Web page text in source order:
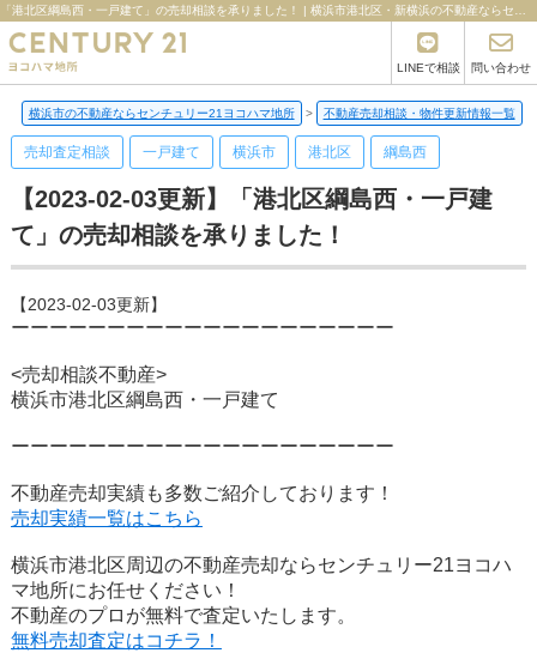
LINEで相談 問い合わせ
横浜市の不動産ならセンチュリー21ヨコハマ地所 > 不動産売却相談・物件更新情報一覧
売却査定相談 一戸建て 横浜市 港北区 綱島西
【2023-02-03更新】「港北区綱島西・一戸建
て」の売却相談を承りました！
【2023-02-03更新】
ーーーーーーーーーーーーーーーーーーーー
<売却相談不動産>
横浜市港北区綱島西・一戸建て
ーーーーーーーーーーーーーーーーーーーー
不動産売却実績も多数ご紹介しております！
売却実績一覧はこちら
横浜市港北区周辺の不動産売却ならセンチュリー21ヨコハ
マ地所にお任せください！
不動産のプロが無料で査定いたします。
無料売却査定はコチラ！